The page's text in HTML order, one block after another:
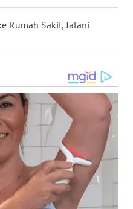
Rumah Sakit, Jalani